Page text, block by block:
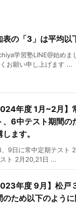
表の「3」は平均以
学習塾LINE@始めま
お願い申し上げます ...
年度 1月~2月
、6中テスト期間の
します。
9日に常中定期テスト
ト 2月20,21日 ...
年度 9月】松戸
のため以下のように